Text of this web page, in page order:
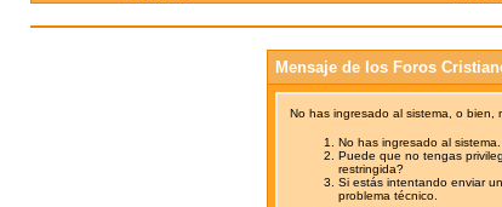
Mensaje de los Foros
No has ingresado al sistema, o
No has ingresado al
Puede que no tengas
restringida?
Si estás intentando enviar
problema técnico.